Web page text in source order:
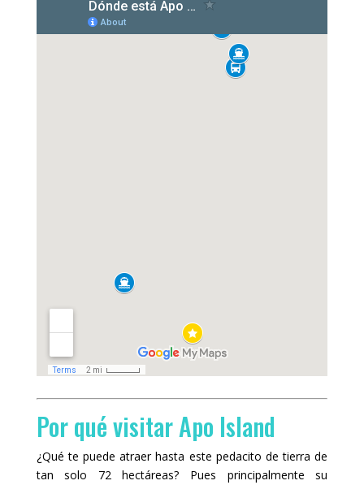
Por qué visitar Apo Island
¿Qué te puede atraer hasta este pedacito de tierra de
tan solo 72 hectáreas? Pues principalmente su